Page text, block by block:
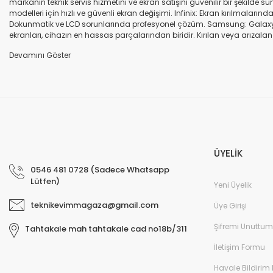
markanın teknik servis hizmetini ve ekran satışını güvenilir bir şekilde
modelleri için hızlı ve güvenli ekran değişimi. Infinix: Ekran
Dokunmatik ve LCD sorunlarında profesyonel çözüm. Samsung:
ekranları, cihazın en hassas parçalarından biridir. Kırılan veya
uyumlu olup olmadığına dikkat ediniz. HK-ZY-A.Kalite ekran: Daha
0546 481 0728 (Sadece Whatsapp
Lütfen)
teknikevimmagaza@gmail.com
Tahtakale mah tahtakale cad no18b/311
ÜYELİK
Yeni Üyelik
Üye Girişi
Şifremi Unuttum
İletişim Formu
Havale Bildirim